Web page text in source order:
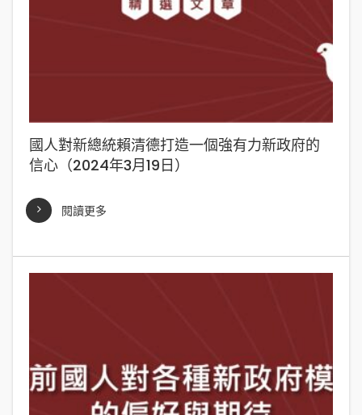
國人對新總統賴清德打造一個強有力新政府的
信心（2024年3月19日）
閱讀更多